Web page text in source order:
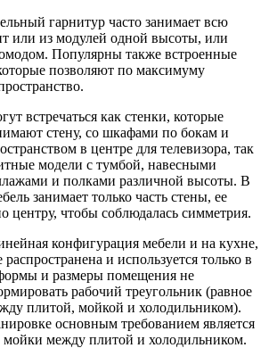
гарнитур часто занимает всю
или из модулей одной высоты, или
Популярны также встроенные
позволяют по максимуму
встречаться как стенки, которые
стену, со шкафами по бокам и
в центре для телевизора, так
модели с тумбой, навесными
и полками различной высоты. В
занимает только часть стены, ее
центру, чтобы соблюдалась симметрия.
конфигурация мебели и на кухне,
распространена и используется только в
и размеры помещения не
рабочий треугольник (равное
плитой, мойкой и холодильником).
основным требованием является
мойки между плитой и холодильником.